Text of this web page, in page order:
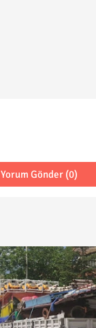
Yorum Gönder (0)